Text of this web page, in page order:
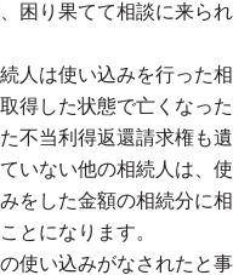
困り果てて相談に来られ
人は使い込みを行った相
得した状態で亡くなった
不当利得返還請求権も遺
いない他の相続人は、使
をした金額の相続分に相
とになります。
使い込みがなされたと事